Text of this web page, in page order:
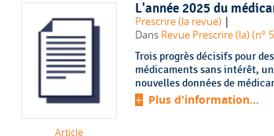
Article
L'année 2025 du
Prescrire (la revue) |
Dans Revue Prescrire (la) (n°
Trois progrès décisifs pour
médicaments sans intérêt,
nouvelles données de
Plus d'information...